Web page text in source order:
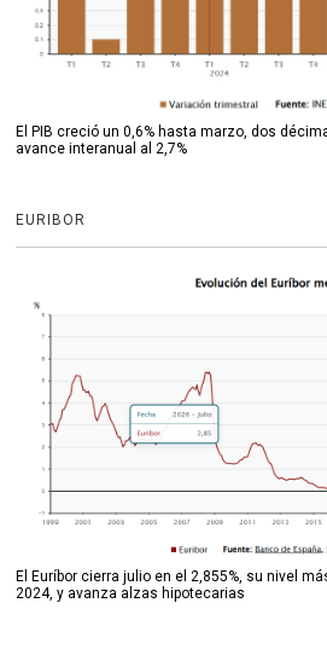
El PIB creció un 0,6% hasta marzo, dos
avance interanual al 2,7%
EURIBOR
El Euríbor cierra julio en el 2,855%, su nivel
2024, y avanza alzas hipotecarias